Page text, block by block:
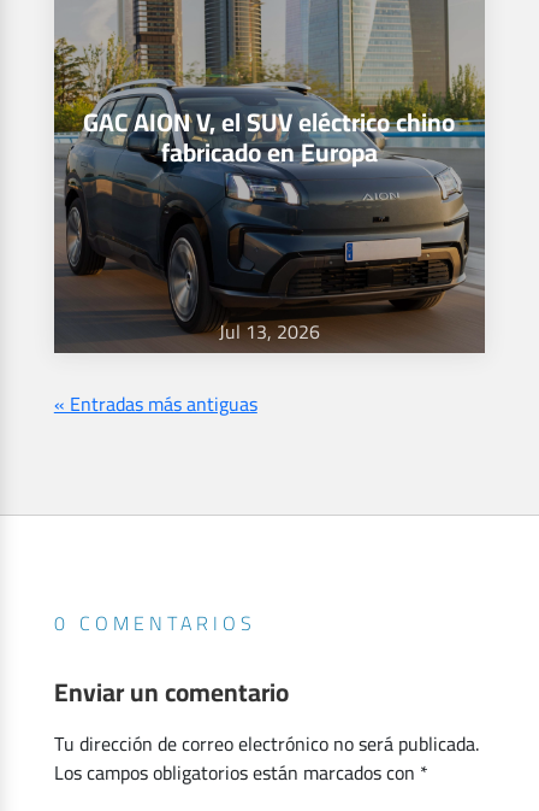
GAC AION V, el SUV eléctrico chino
fabricado en Europa
Jul 13, 2026
« Entradas más antiguas
0 COMENTARIOS
Enviar un comentario
Tu dirección de correo electrónico no será publicada.
Los campos obligatorios están marcados con *